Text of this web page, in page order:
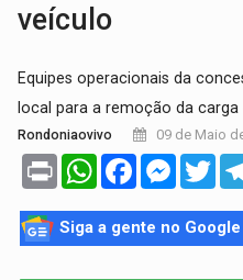
veículo
Equipes operacionais da
local para a remoção da
Rondoniaovivo 09 de Maio
Print WhatsAppFacebook
Siga a gente no